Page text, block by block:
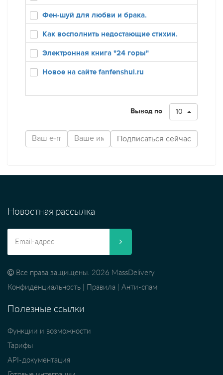
Фен-шуй для любви и брака.
Как восполнить недостающие стихии.
Электронная книга "24 горы"
Новое на сайте fanfenshui.ru
Вывод по 10
Новостная рассылка
Все права защищены. 2026 MassDelivery
Конфиденциальность
Правила Анти-спам
Полезные ссылки
Функции и возможности
Тарифы
API-документация